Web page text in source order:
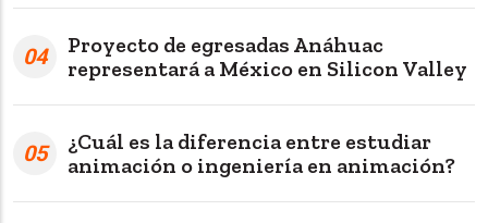
04
Proyecto de egresadas Anáhuac
representará a México en Silicon Valley
05
¿Cuál es la diferencia entre estudiar
animación o ingeniería en animación?